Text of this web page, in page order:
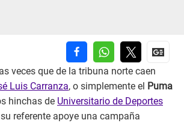
veces que de la tribuna norte caen
Luis Carranza, o simplemente el Puma
hinchas de Universitario de Deportes
referente apoye una campaña